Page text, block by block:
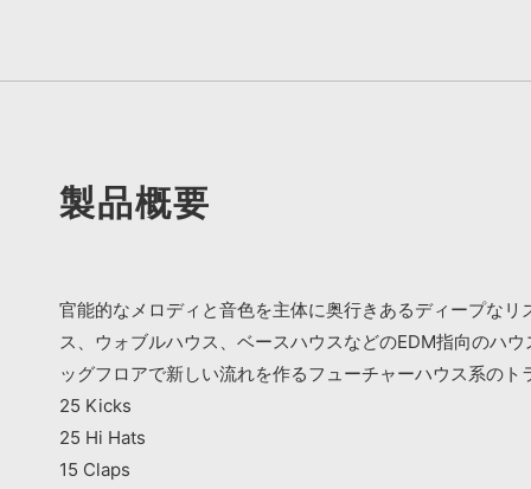
製品概要
官能的なメロディと音色を主体に奥行きあるディープな
ス、ウォブルハウス、ベースハウスなどのEDM指向のハ
ッグフロアで新しい流れを作るフューチャーハウス系のト
25 Kicks
25 Hi Hats
15 Claps